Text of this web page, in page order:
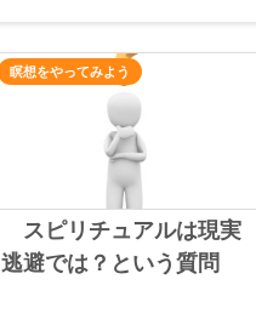
スピリチュアルは現実
逃避では？という質問
瞑想をやってみよう